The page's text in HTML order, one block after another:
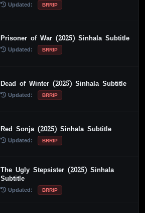
Updated: BRRIP
Prisoner of War (2025) Sinhala Subtitle
Updated: BRRIP
Dead of Winter (2025) Sinhala Subtitle
Updated: BRRIP
Red Sonja (2025) Sinhala Subtitle
Updated: BRRIP
The Ugly Stepsister (2025) Sinhala
Subtitle
Updated: BRRIP